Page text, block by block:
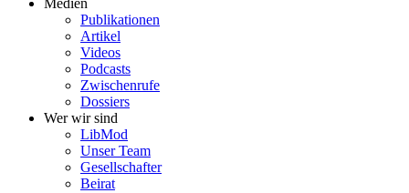
Medien
Publi­ka­tionen
Artikel
Videos
Podcasts
Zwischenrufe
Dossiers
Wer wir sind
LibMod
Unser Team
Gesell­schafter
Beirat